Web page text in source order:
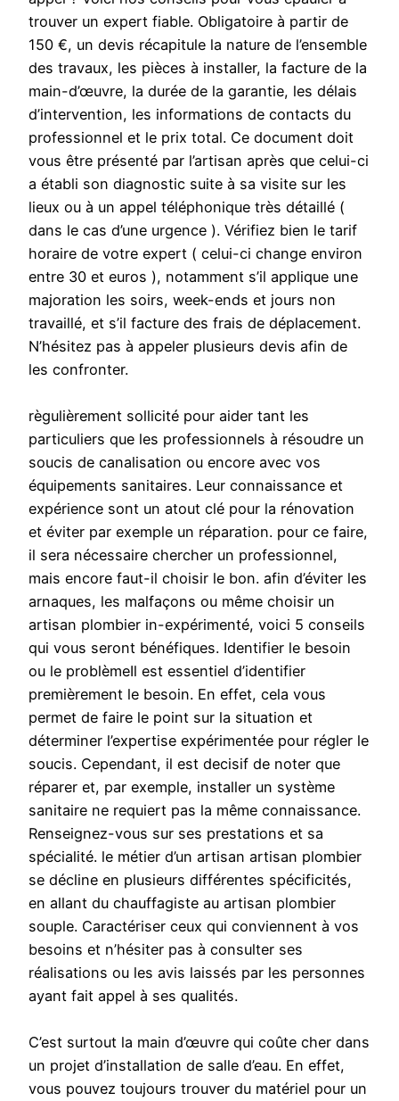
trouver un expert fiable. Obligatoire à partir de
150 €, un devis récapitule la nature de l’ensemble
des travaux, les pièces à installer, la facture de la
main-d’œuvre, la durée de la garantie, les délais
d’intervention, les informations de contacts du
professionnel et le prix total. Ce document doit
vous être présenté par l’artisan après que celui-ci
a établi son diagnostic suite à sa visite sur les
lieux ou à un appel téléphonique très détaillé (
dans le cas d’une urgence ). Vérifiez bien le tarif
horaire de votre expert ( celui-ci change environ
entre 30 et euros ), notamment s’il applique une
majoration les soirs, week-ends et jours non
travaillé, et s’il facture des frais de déplacement.
N’hésitez pas à appeler plusieurs devis afin de
les confronter.
règulièrement sollicité pour aider tant les
particuliers que les professionnels à résoudre un
soucis de canalisation ou encore avec vos
équipements sanitaires. Leur connaissance et
expérience sont un atout clé pour la rénovation
et éviter par exemple un réparation. pour ce faire,
il sera nécessaire chercher un professionnel,
mais encore faut-il choisir le bon. afin d’éviter les
arnaques, les malfaçons ou même choisir un
artisan plombier in-expérimenté, voici 5 conseils
qui vous seront bénéfiques. Identifier le besoin
ou le problèmeIl est essentiel d’identifier
premièrement le besoin. En effet, cela vous
permet de faire le point sur la situation et
déterminer l’expertise expérimentée pour régler le
soucis. Cependant, il est decisif de noter que
réparer et, par exemple, installer un système
sanitaire ne requiert pas la même connaissance.
Renseignez-vous sur ses prestations et sa
spécialité. le métier d’un artisan artisan plombier
se décline en plusieurs différentes spécificités,
en allant du chauffagiste au artisan plombier
souple. Caractériser ceux qui conviennent à vos
besoins et n’hésiter pas à consulter ses
réalisations ou les avis laissés par les personnes
ayant fait appel à ses qualités.
C’est surtout la main d’œuvre qui coûte cher dans
un projet d’installation de salle d’eau. En effet,
vous pouvez toujours trouver du matériel pour un